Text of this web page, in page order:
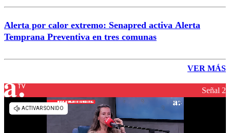
Alerta por calor extremo: Senapred activa Alerta
Temprana Preventiva en tres comunas
VER MÁS
Señal 2